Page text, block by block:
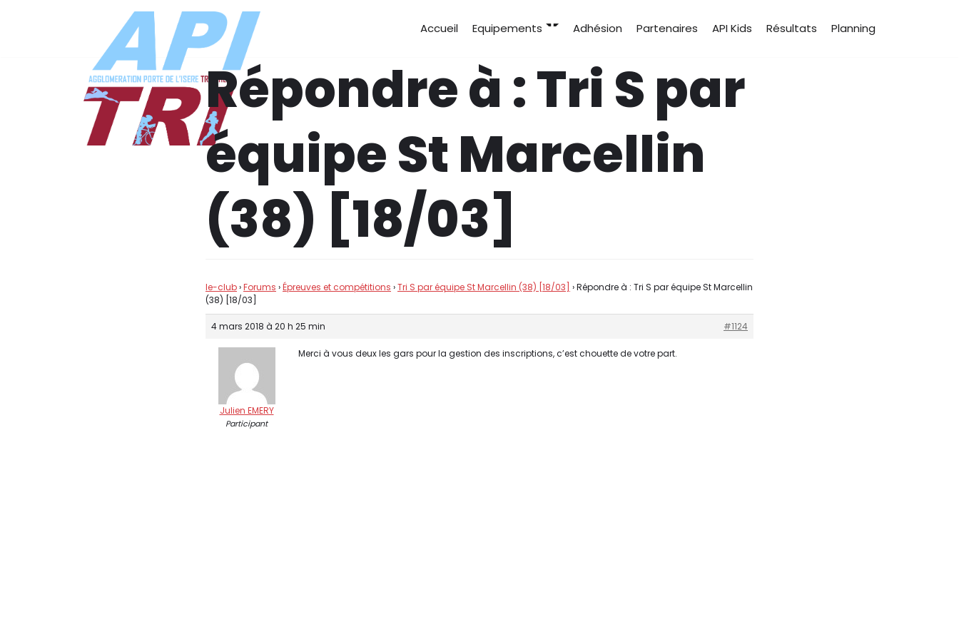
Accueil Equipements Adhésion Partenaires API Kids Résultats Planning
Répondre à : Tri S par
équipe St Marcellin
(38) [18/03]
le-club›Forums ›Épreuves et compétitions ›Tri S par équipe St Marcellin (38) [18/03] ›Répondre à : Tri S par équipe St Marcellin
(38) [18/03]
4 mars 2018 à 20 h 25 min #1124
Julien EMERY
Participant
Merci à vous deux les gars pour la gestion des inscriptions, c’est chouette de votre part.